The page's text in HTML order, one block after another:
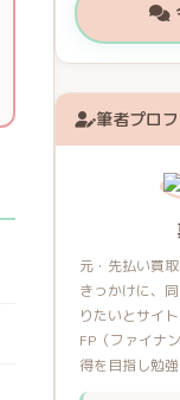
筆者プロ
元・先払い買
きっかけに、
りたいとサイ
FP（ファイナ
得を目指し勉強